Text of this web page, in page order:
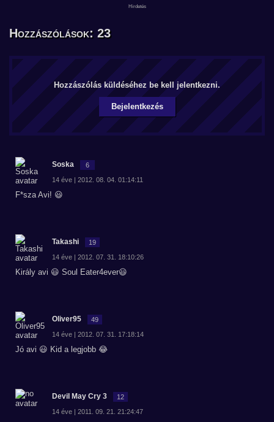
Hozzászólások: 23
Hozzászólás küldéséhez be kell jelentkezni.
Bejelentkezés
Soska 6
14 éve | 2012. 08. 04. 01:14:11
F*sza Avi! 😃
Takashi 19
14 éve | 2012. 07. 31. 18:10:26
Király avi 😃 Soul Eater4ever😃
Oliver95 49
14 éve | 2012. 07. 31. 17:18:14
Jó avi 😃 Kid a legjobb 😂
Devil May Cry 3 12
14 éve | 2011. 09. 21. 21:24:47